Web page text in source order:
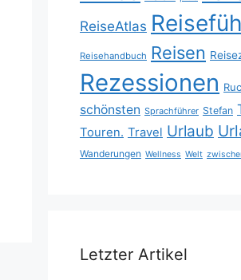
ReiseAtlas
Reisehandbuch Reisen
Rezessionen
schönsten Sprachführer Stefan
Touren. Travel Urlaub
Wanderungen Wellness Welt
Letzter Artikel